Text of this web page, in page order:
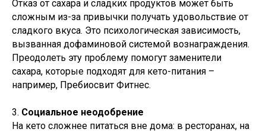
Отказ от сахара и сладких продуктов может быть
сложным из-за привычки получать удовольствие от
сладкого вкуса. Это психологическая зависимость,
вызванная дофаминовой системой вознаграждения.
Преодолеть эту проблему помогут заменители
сахара, которые подходят для кето-питания –
например, Пребиосвит Фитнес.
3. Социальное неодобрение
На кето сложнее питаться вне дома: в ресторанах, на